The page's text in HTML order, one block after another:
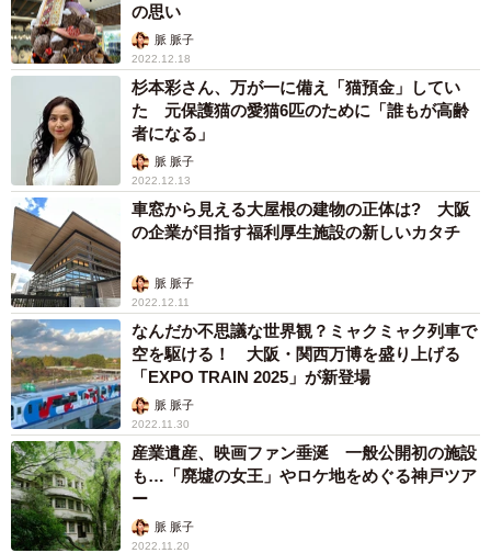
の思い
脈 脈子
2022.12.18
杉本彩さん、万が一に備え「猫預金」してい
た 元保護猫の愛猫6匹のために「誰もが高齢
者になる」
脈 脈子
2022.12.13
車窓から見える大屋根の建物の正体は? 大阪
の企業が目指す福利厚生施設の新しいカタチ
脈 脈子
2022.12.11
なんだか不思議な世界観？ミャクミャク列車で
空を駆ける！ 大阪・関西万博を盛り上げる
「EXPO TRAIN 2025」が新登場
脈 脈子
2022.11.30
産業遺産、映画ファン垂涎 一般公開初の施設
も…「廃墟の女王」やロケ地をめぐる神戸ツア
ー
脈 脈子
2022.11.20